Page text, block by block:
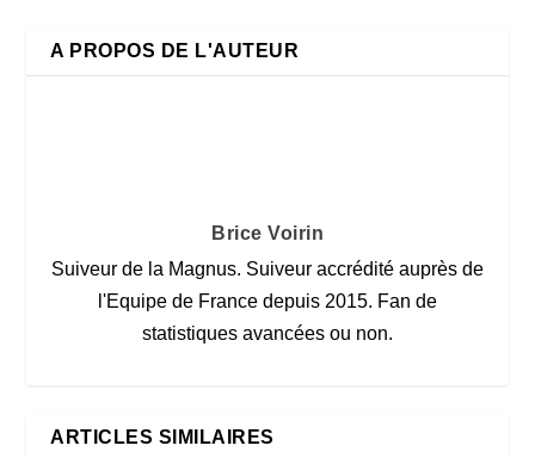
A PROPOS DE L'AUTEUR
Brice Voirin
Suiveur de la Magnus. Suiveur accrédité auprès de
l'Equipe de France depuis 2015. Fan de
statistiques avancées ou non.
ARTICLES SIMILAIRES